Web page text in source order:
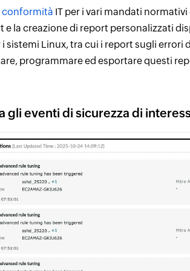
conformità IT per i vari mandati
e la creazione di report personalizzati
Linux, tra cui i report sugli errori
programmare ed esportare questi
gli eventi di sicurezza di